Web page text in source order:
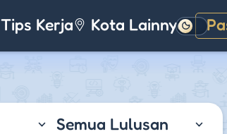
Tips Kerja Kota LainnyaGelap
Semua Lulusan